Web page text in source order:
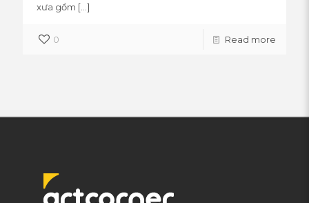
xưa gồm […]
0 Read more